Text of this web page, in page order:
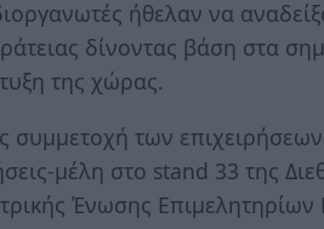
ήθελαν να
δίνοντας βάση στα
της χώρας.
συμμετοχή των
μέλη στο stand 33 της
Ένωσης Επιμελητηρίων